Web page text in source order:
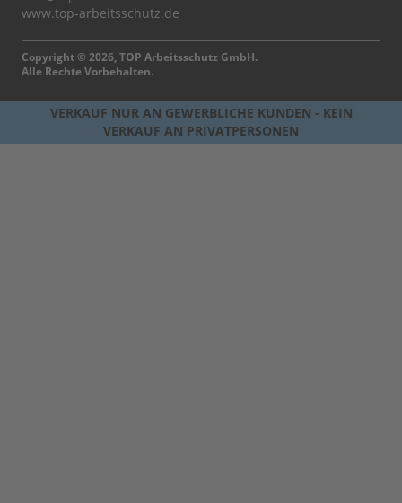
www.top-arbeitsschutz.de
Copyright © 2026, TOP Arbeitsschutz GmbH.
Alle Rechte Vorbehalten.
VERKAUF NUR AN GEWERBLICHE KUNDEN - KEIN
VERKAUF AN PRIVATPERSONEN